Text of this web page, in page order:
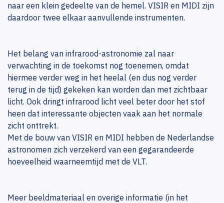
naar een klein gedeelte van de hemel. VISIR en MIDI zijn
daardoor twee elkaar aanvullende instrumenten.
Het belang van infrarood-astronomie zal naar
verwachting in de toekomst nog toenemen, omdat
hiermee verder weg in het heelal (en dus nog verder
terug in de tijd) gekeken kan worden dan met zichtbaar
licht. Ook dringt infrarood licht veel beter door het stof
heen dat interessante objecten vaak aan het normale
zicht onttrekt.
Met de bouw van VISIR en MIDI hebben de Nederlandse
astronomen zich verzekerd van een gegarandeerde
hoeveelheid waarneemtijd met de VLT.
Meer beeldmateriaal en overige informatie (in het